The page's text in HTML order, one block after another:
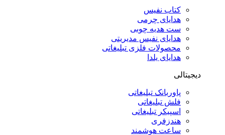
کتاب نفیس
هدایای چرمی
ست هدیه چوبی
هدایای نفیس مدیریتی
محصولات فلزی تبلیغاتی
هدایای یلدا
دیجیتالی
پاوربانک تبلیغاتی
فلش تبلیغاتی
اسپیکر تبلیغاتی
هندزفری
ساعت هوشمند